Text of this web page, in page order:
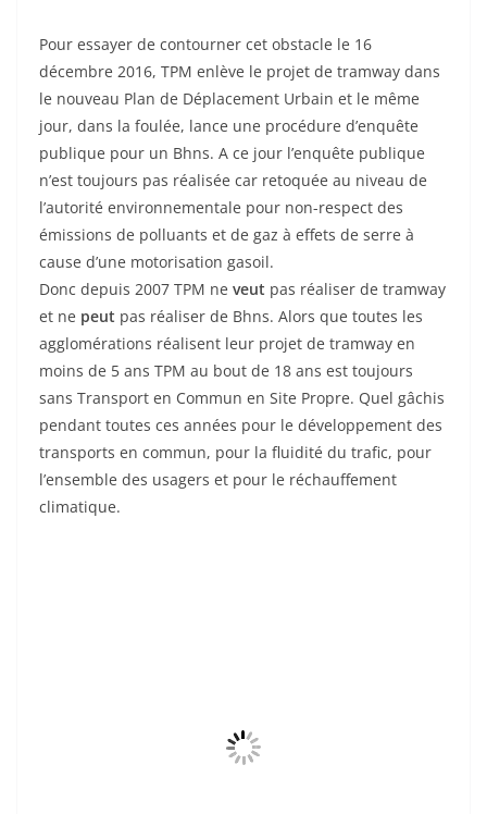
Pour essayer de contourner cet obstacle le 16
décembre 2016, TPM enlève le projet de tramway dans
le nouveau Plan de Déplacement Urbain et le même
jour, dans la foulée, lance une procédure d’enquête
publique pour un Bhns. A ce jour l’enquête publique
n’est toujours pas réalisée car retoquée au niveau de
l’autorité environnementale pour non-respect des
émissions de polluants et de gaz à effets de serre à
cause d’une motorisation gasoil.
Donc depuis 2007 TPM ne veut pas réaliser de tramway
et ne peut pas réaliser de Bhns. Alors que toutes les
agglomérations réalisent leur projet de tramway en
moins de 5 ans TPM au bout de 18 ans est toujours
sans Transport en Commun en Site Propre. Quel gâchis
pendant toutes ces années pour le développement des
transports en commun, pour la fluidité du trafic, pour
l’ensemble des usagers et pour le réchauffement
climatique.